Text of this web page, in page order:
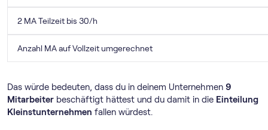
2 MA Teilzeit bis 30/h
Anzahl MA auf Vollzeit umgerechnet
Das würde bedeuten, dass du in deinem Unternehmen 9
Mitarbeiter beschäftigt hättest und du damit in die Einteilung
Kleinstunternehmen fallen würdest.